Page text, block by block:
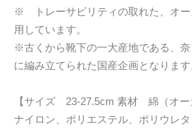
※ トレーサビリティの取れた、オー
用しています。
※古くから靴下の一大産地である、
に編み立てられた国産企画となります
【サイズ 23-27.5cm 素材 綿（オー
ナイロン、ポリエステル、ポリウレ